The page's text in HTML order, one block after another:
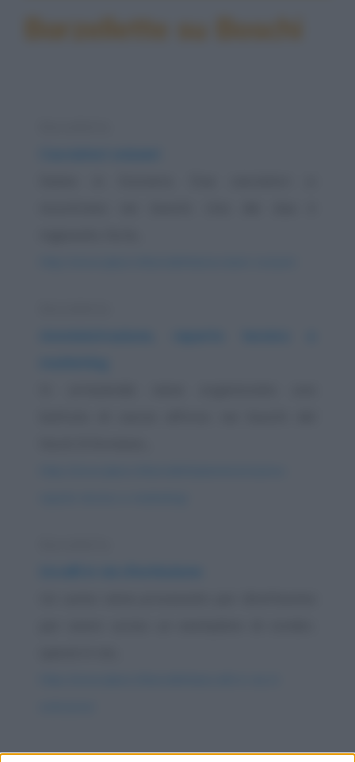
Barzellette su Boschi